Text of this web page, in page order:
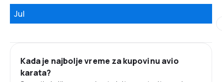
Jul
Kada je najbolje vreme za kupovinu avio
karata?